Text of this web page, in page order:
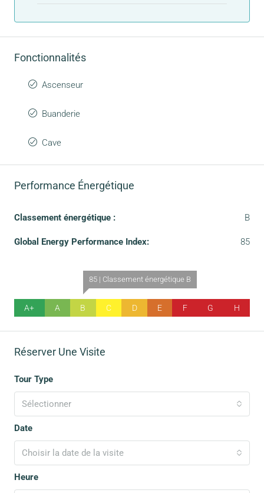
Fonctionnalités
Ascenseur
Buanderie
Cave
Performance Énergétique
Classement énergétique : B
Global Energy Performance Index: 85
A+ A
85 | Classement énergétique B
B C D E F G H
Réserver Une Visite
Tour Type
Sélectionner
Date
Choisir la date de la visite
Heure